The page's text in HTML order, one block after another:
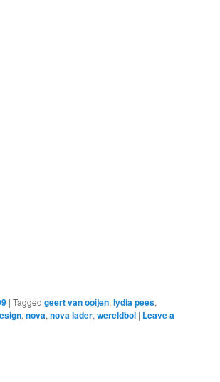
|Tagged geert van ooijen,lydia pees,
,nova,nova lader,wereldbol | Leave a